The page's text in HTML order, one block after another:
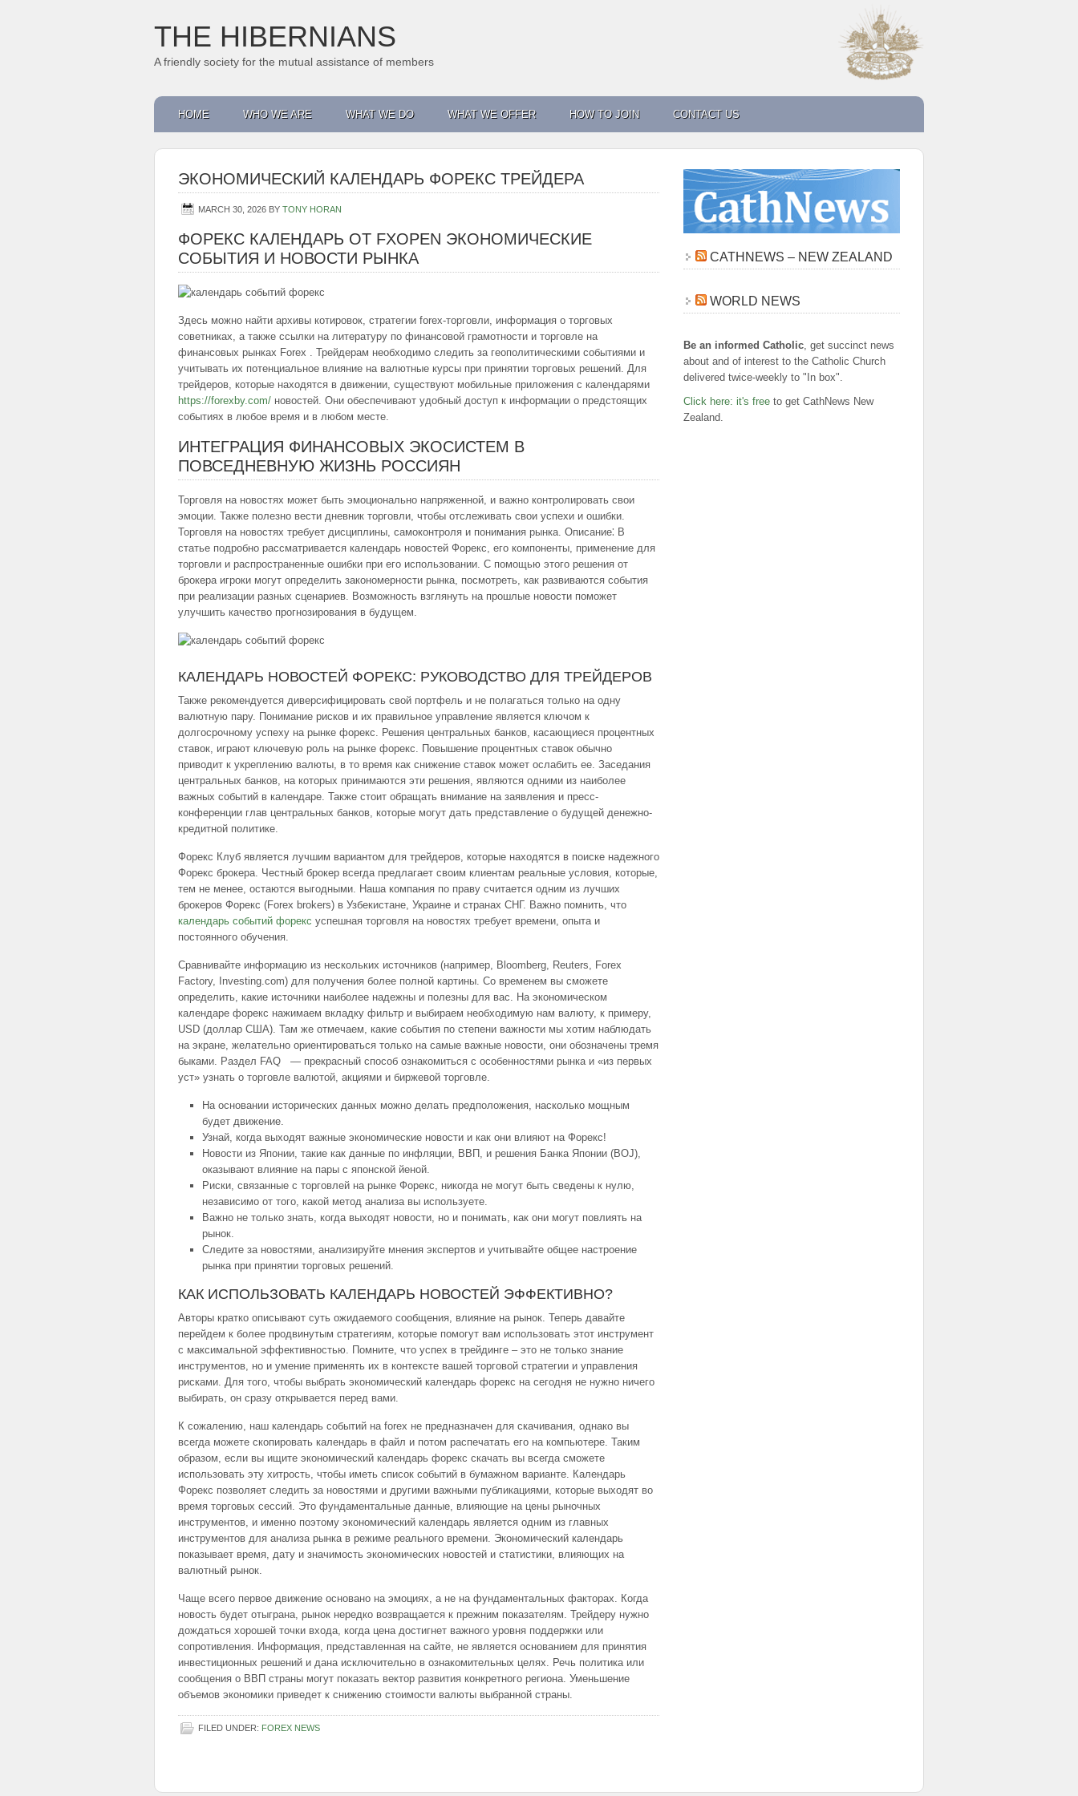
THE HIBERNIANS
A friendly society for the mutual assistance of members
HOME WHO WE ARE WHAT WE DO WHAT WE OFFER HOW TO JOIN CONTACT US
ЭКОНОМИЧЕСКИЙ КАЛЕНДАРЬ ФОРЕКС ТРЕЙДЕРА
MARCH 30, 2026 BY TONY HORAN
ФОРЕКС КАЛЕНДАРЬ ОТ FXOPEN ЭКОНОМИЧЕСКИЕ
СОБЫТИЯ И НОВОСТИ РЫНКА
Здесь можно найти архивы котировок, стратегии forex-торговли, информация о торговых
советниках, а также ссылки на литературу по финансовой грамотности и торговле на
финансовых рынках Forex . Трейдерам необходимо следить за геополитическими событиями и
учитывать их потенциальное влияние на валютные курсы при принятии торговых решений. Для
трейдеров, которые находятся в движении, существуют мобильные приложения с календарями
https://forexby.com/ новостей. Они обеспечивают удобный доступ к информации о предстоящих
событиях в любое время и в любом месте.
ИНТЕГРАЦИЯ ФИНАНСОВЫХ ЭКОСИСТЕМ В
ПОВСЕДНЕВНУЮ ЖИЗНЬ РОССИЯН
Торговля на новостях может быть эмоционально напряженной, и важно контролировать свои
эмоции. Также полезно вести дневник торговли, чтобы отслеживать свои успехи и ошибки.
Торговля на новостях требует дисциплины, самоконтроля и понимания рынка. Описание⁚ В
статье подробно рассматривается календарь новостей Форекс, его компоненты, применение для
торговли и распространенные ошибки при его использовании. С помощью этого решения от
брокера игроки могут определить закономерности рынка, посмотреть, как развиваются события
при реализации разных сценариев. Возможность взглянуть на прошлые новости поможет
улучшить качество прогнозирования в будущем.
КАЛЕНДАРЬ НОВОСТЕЙ ФОРЕКС: РУКОВОДСТВО ДЛЯ ТРЕЙДЕРОВ
Также рекомендуется диверсифицировать свой портфель и не полагаться только на одну
валютную пару. Понимание рисков и их правильное управление является ключом к
долгосрочному успеху на рынке форекс. Решения центральных банков, касающиеся процентных
ставок, играют ключевую роль на рынке форекс. Повышение процентных ставок обычно
приводит к укреплению валюты, в то время как снижение ставок может ослабить ее. Заседания
центральных банков, на которых принимаются эти решения, являются одними из наиболее
важных событий в календаре. Также стоит обращать внимание на заявления и пресс-
конференции глав центральных банков, которые могут дать представление о будущей денежно-
кредитной политике.
Форекс Клуб является лучшим вариантом для трейдеров, которые находятся в поиске надежного
Форекс брокера. Честный брокер всегда предлагает своим клиентам реальные условия, которые,
тем не менее, остаются выгодными. Наша компания по праву считается одним из лучших
брокеров Форекс (Forex brokers) в Узбекистане, Украине и странах СНГ. Важно помнить, что
календарь событий форекс успешная торговля на новостях требует времени, опыта и
постоянного обучения.
Сравнивайте информацию из нескольких источников (например, Bloomberg, Reuters, Forex
Factory, Investing.com) для получения более полной картины. Со временем вы сможете
определить, какие источники наиболее надежны и полезны для вас. На экономическом
календаре форекс нажимаем вкладку фильтр и выбираем необходимую нам валюту, к примеру,
USD (доллар США). Там же отмечаем, какие события по степени важности мы хотим наблюдать
на экране, желательно ориентироваться только на самые важные новости, они обозначены тремя
быками. Раздел FAQ — прекрасный способ ознакомиться с особенностями рынка и «из первых
уст» узнать о торговле валютой, акциями и биржевой торговле.
На основании исторических данных можно делать предположения, насколько мощным
будет движение.
Узнай, когда выходят важные экономические новости и как они влияют на Форекс!
Новости из Японии, такие как данные по инфляции, ВВП, и решения Банка Японии (BOJ),
оказывают влияние на пары с японской йеной.
Риски, связанные с торговлей на рынке Форекс, никогда не могут быть сведены к нулю,
независимо от того, какой метод анализа вы используете.
Важно не только знать, когда выходят новости, но и понимать, как они могут повлиять на
рынок.
Следите за новостями, анализируйте мнения экспертов и учитывайте общее настроение
рынка при принятии торговых решений.
КАК ИСПОЛЬЗОВАТЬ КАЛЕНДАРЬ НОВОСТЕЙ ЭФФЕКТИВНО?
Авторы кратко описывают суть ожидаемого сообщения, влияние на рынок. Теперь давайте
перейдем к более продвинутым стратегиям, которые помогут вам использовать этот инструмент
с максимальной эффективностью. Помните, что успех в трейдинге – это не только знание
инструментов, но и умение применять их в контексте вашей торговой стратегии и управления
рисками. Для того, чтобы выбрать экономический календарь форекс на сегодня не нужно ничего
выбирать, он сразу открывается перед вами.
К сожалению, наш календарь событий на forex не предназначен для скачивания, однако вы
всегда можете скопировать календарь в файл и потом распечатать его на компьютере. Таким
образом, если вы ищите экономический календарь форекс скачать вы всегда сможете
использовать эту хитрость, чтобы иметь список событий в бумажном варианте. Календарь
Форекс позволяет следить за новостями и другими важными публикациями, которые выходят во
время торговых сессий. Это фундаментальные данные, влияющие на цены рыночных
инструментов, и именно поэтому экономический календарь является одним из главных
инструментов для анализа рынка в режиме реального времени. Экономический календарь
показывает время, дату и значимость экономических новостей и статистики, влияющих на
валютный рынок.
Чаще всего первое движение основано на эмоциях, а не на фундаментальных факторах. Когда
новость будет отыграна, рынок нередко возвращается к прежним показателям. Трейдеру нужно
дождаться хорошей точки входа, когда цена достигнет важного уровня поддержки или
сопротивления. Информация, представленная на сайте, не является основанием для принятия
инвестиционных решений и дана исключительно в ознакомительных целях. Речь политика или
сообщения о ВВП страны могут показать вектор развития конкретного региона. Уменьшение
объемов экономики приведет к снижению стоимости валюты выбранной страны.
FILED UNDER: FOREX NEWS
CATHNEWS – NEW ZEALAND
WORLD NEWS
Be an informed Catholic, get succinct news
about and of interest to the Catholic Church
delivered twice-weekly to "In box".
Click here: it's free to get CathNews New
Zealand.